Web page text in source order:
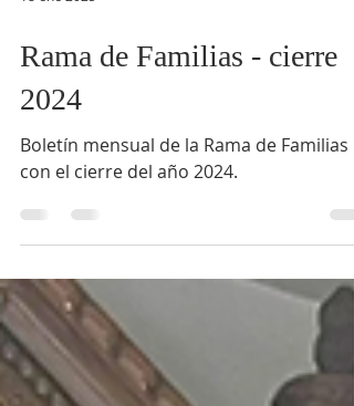
18 ene 2025
Rama de Familias - cierre
2024
con el cierre del año 2024.